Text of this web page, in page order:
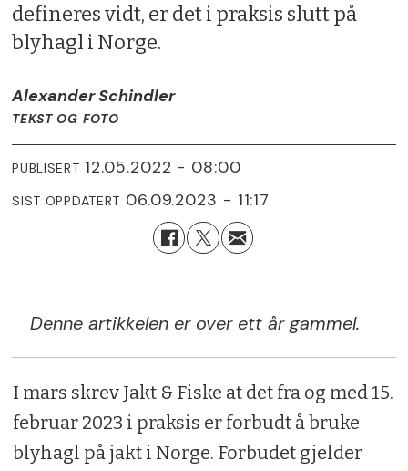
defineres vidt, er det i praksis slutt på
blyhagl i Norge.
Alexander Schindler
TEKST OG FOTO
PUBLISERT 12.05.2022 - 08:00
SIST OPPDATERT 06.09.2023 - 11:17
Denne artikkelen er over ett år gammel.
I mars skrev Jakt & Fiske at det fra og med 15.
februar 2023 i praksis er forbudt å bruke
blyhagl på jakt i Norge. Forbudet gjelder